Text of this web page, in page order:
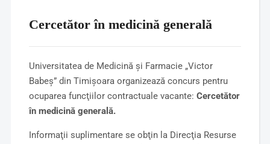
Cercetător în medicină generală
Universitatea de Medicină şi Farmacie „Victor
Babeş” din Timişoara organizează concurs pentru
ocuparea funcţiilor contractuale vacante: Cercetător
în medicină generală.
Informaţii suplimentare se obţin la Direcţia Resurse